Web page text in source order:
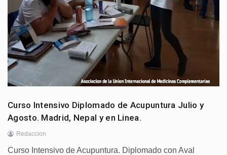
Curso Intensivo Diplomado de Acupuntura Julio y
Agosto. Madrid, Nepal y en Linea.
Redaccion
Curso Intensivo de Acupuntura. Diplomado con Aval